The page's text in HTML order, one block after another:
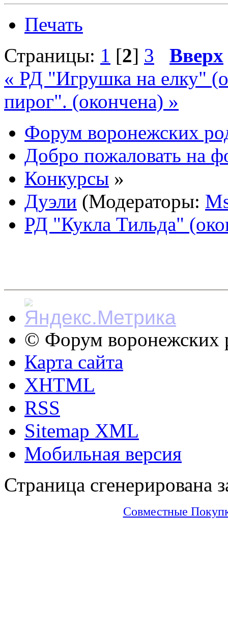
Печать
Страницы: 1 [2] 3
Вверх
« РД "Игрушка на елку"
пирог". (окончена) »
Форум воронежских
Добро пожаловать на
Конкурсы »
Дуэли (Модераторы:
РД "Кукла Тильда"
© Форум воронежских
Карта сайта
XHTML
RSS
Sitemap XML
Мобильная версия
Страница сгенерирована
Совместные